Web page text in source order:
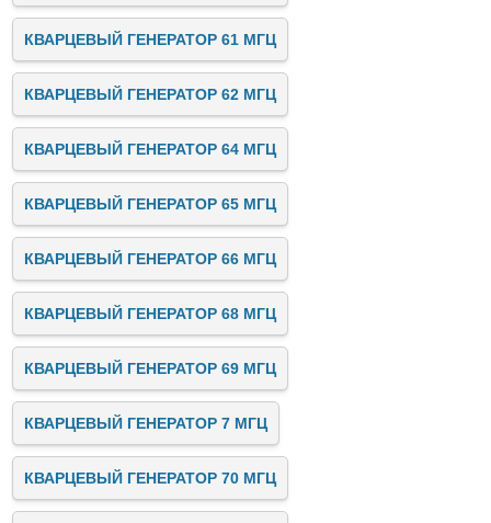
КВАРЦЕВЫЙ ГЕНЕРАТОР 61 МГЦ
КВАРЦЕВЫЙ ГЕНЕРАТОР 62 МГЦ
КВАРЦЕВЫЙ ГЕНЕРАТОР 64 МГЦ
КВАРЦЕВЫЙ ГЕНЕРАТОР 65 МГЦ
КВАРЦЕВЫЙ ГЕНЕРАТОР 66 МГЦ
КВАРЦЕВЫЙ ГЕНЕРАТОР 68 МГЦ
КВАРЦЕВЫЙ ГЕНЕРАТОР 69 МГЦ
КВАРЦЕВЫЙ ГЕНЕРАТОР 7 МГЦ
КВАРЦЕВЫЙ ГЕНЕРАТОР 70 МГЦ